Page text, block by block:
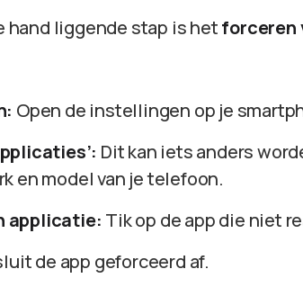
hand liggende stap is hetforceren
Open de instellingen op je
Dit kan iets anders
en model van je telefoon.
applicatie: Tik op de app die niet
de app geforceerd af.